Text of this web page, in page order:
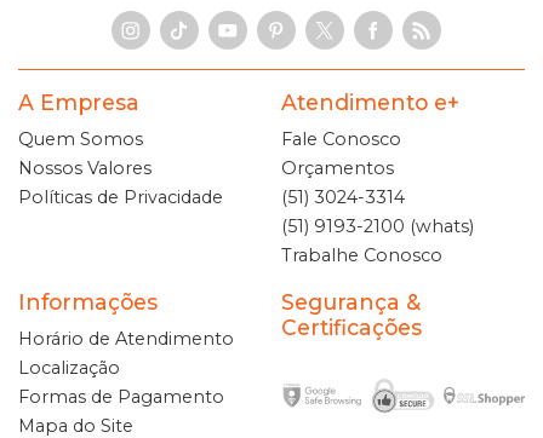
A Empresa
Quem Somos
Nossos Valores
Políticas de Privacidade
Atendimento e+
Fale Conosco
Orçamentos
(51) 3024-3314
(51) 9193-2100 (whats)
Trabalhe Conosco
Informações
Horário de Atendimento
Localização
Formas de Pagamento
Mapa do Site
Segurança &
Certificações